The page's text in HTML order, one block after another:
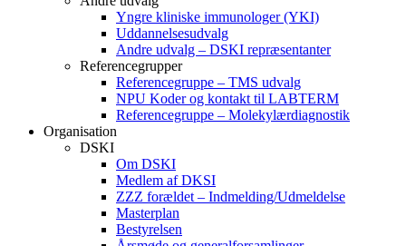
Yngre kliniske immunologer (YKI)
Uddannelsesudvalg
Andre udvalg – DSKI repræsentanter
Referencegrupper
Referencegruppe – TMS udvalg
NPU Koder og kontakt til LABTERM
Referencegruppe – Molekylærdiagnostik
Organisation
DSKI
Om DSKI
Medlem af DKSI
ZZZ forældet – Indmelding/Udmeldelse
Masterplan
Bestyrelsen